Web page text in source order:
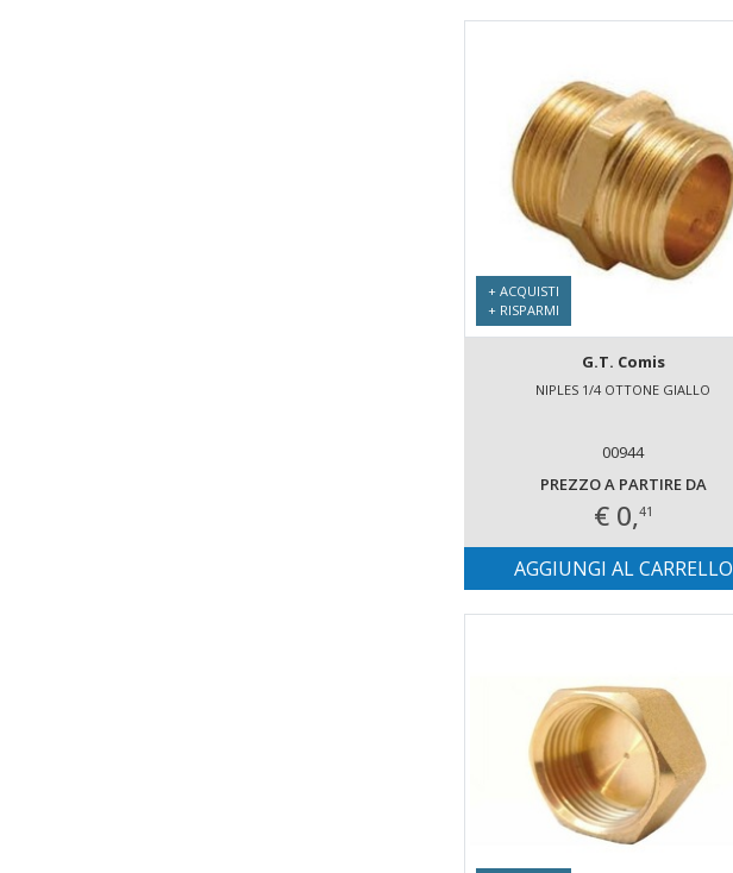
+ ACQUISTI
+ RISPARMI
G.T. Comis
NIPLES 1/4 OTTONE GIALLO
00944
PREZZO A PARTIRE DA
€ 0,41
AGGIUNGI AL CARRELLO